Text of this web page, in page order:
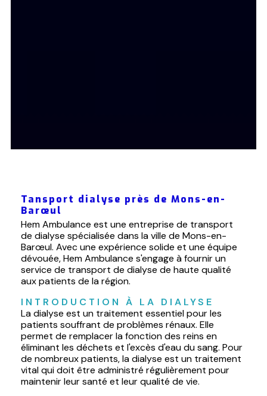
Tansport dialyse près de Mons-en-
Barœul
Hem Ambulance est une entreprise de transport
de dialyse spécialisée dans la ville de Mons-en-
Barœul. Avec une expérience solide et une équipe
dévouée, Hem Ambulance s'engage à fournir un
service de transport de dialyse de haute qualité
aux patients de la région.
INTRODUCTION À LA DIALYSE
La dialyse est un traitement essentiel pour les
patients souffrant de problèmes rénaux. Elle
permet de remplacer la fonction des reins en
éliminant les déchets et l'excès d'eau du sang. Pour
de nombreux patients, la dialyse est un traitement
vital qui doit être administré régulièrement pour
maintenir leur santé et leur qualité de vie.